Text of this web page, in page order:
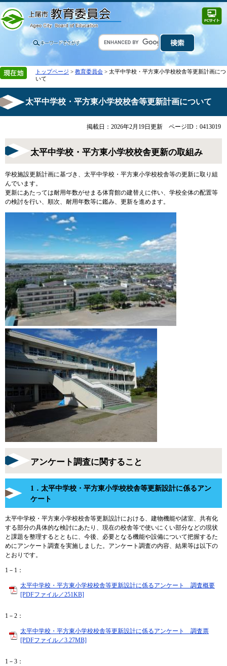
トップページ > 教育委員会 > 太平中学校・平方東小学校校舎等更新計画につ
いて
太平中学校・平方東小学校校舎等更新計画について
掲載日：2026年2月19日更新 ページID：0413019
太平中学校・平方東小学校校舎更新の取組み
学校施設更新計画に基づき、太平中学校・平方東小学校校舎等の更新に取り組
んでいます。
更新にあたっては耐用年数がせまる体育館の建替えに伴い、学校全体の配置等
の検討を行い、順次、耐用年数等に鑑み、更新を進めます。
アンケート調査に関すること
1．太平中学校・平方東小学校校舎等更新設計に係るアン
ケート
太平中学校・平方東小学校校舎等更新設計における、建物機能や諸室、共有化
する部分の具体的な検討にあたり、現在の校舎等で使いにくい部分などの現状
と課題を整理するとともに、今後、必要となる機能や設備について把握するた
めにアンケート調査を実施しました。アンケート調査の内容、結果等は以下の
とおりです。
1－1：
太平中学校・平方東小学校校舎等更新設計に係るアンケート 調査概要
[PDFファイル／251KB]
1－2：
太平中学校・平方東小学校校舎等更新設計に係るアンケート 調査票
[PDFファイル／3.27MB]
1－3：